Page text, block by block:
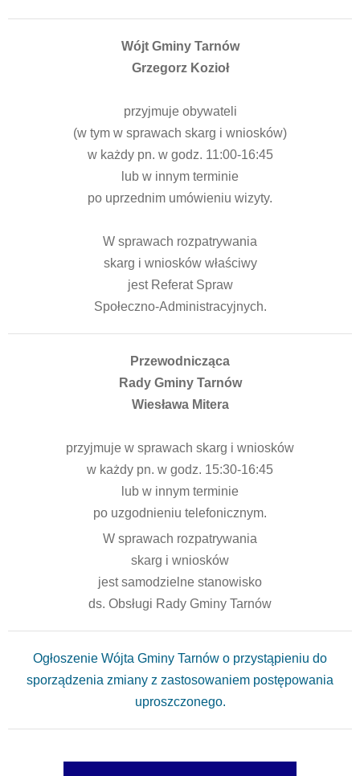
Wójt Gminy Tarnów
Grzegorz Kozioł
przyjmuje obywateli
(w tym w sprawach skarg i wniosków)
w każdy pn. w godz. 11:00-16:45
lub w innym terminie
po uprzednim umówieniu wizyty.
W sprawach rozpatrywania
skarg i wniosków właściwy
jest Referat Spraw
Społeczno-Administracyjnych.
Przewodnicząca
Rady Gminy Tarnów
Wiesława Mitera
przyjmuje w sprawach skarg i wniosków
w każdy pn. w godz. 15:30-16:45
lub w innym terminie
po uzgodnieniu telefonicznym.
W sprawach rozpatrywania
skarg i wniosków
jest samodzielne stanowisko
ds. Obsługi Rady Gminy Tarnów
Ogłoszenie Wójta Gminy Tarnów o przystąpieniu do
sporządzenia zmiany z zastosowaniem postępowania
uproszczonego.